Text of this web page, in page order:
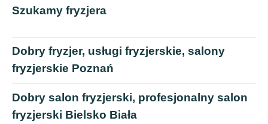
Szukamy fryzjera
Dobry fryzjer, usługi fryzjerskie, salony
fryzjerskie Poznań
Dobry salon fryzjerski, profesjonalny salon
fryzjerski Bielsko Biała